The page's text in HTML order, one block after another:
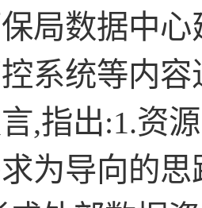
局数据中
系统等内
,指出:1.资
为导向的